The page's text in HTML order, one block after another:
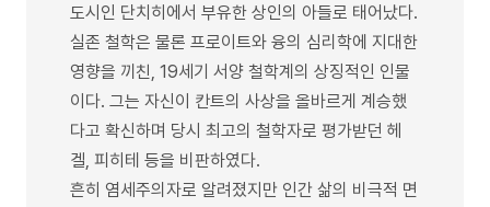
도시인 단치히에서 부유한 상인의 아들로 태어났다.
실존 철학은 물론 프로이트와 융의 심리학에 지대한
영향을 끼친, 19세기 서양 철학계의 상징적인 인물
이다. 그는 자신이 칸트의 사상을 올바르게 계승했
다고 확신하며 당시 최고의 철학자로 평가받던 헤
겔, 피히테 등을 비판하였다.
흔히 염세주의자로 알려졌지만 인간 삶의 비극적 면